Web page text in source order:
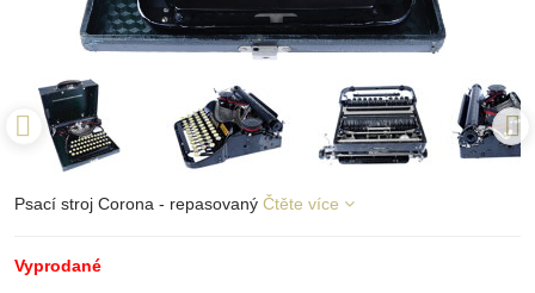
Psací stroj Corona - repasovaný Čtěte více
Vyprodané